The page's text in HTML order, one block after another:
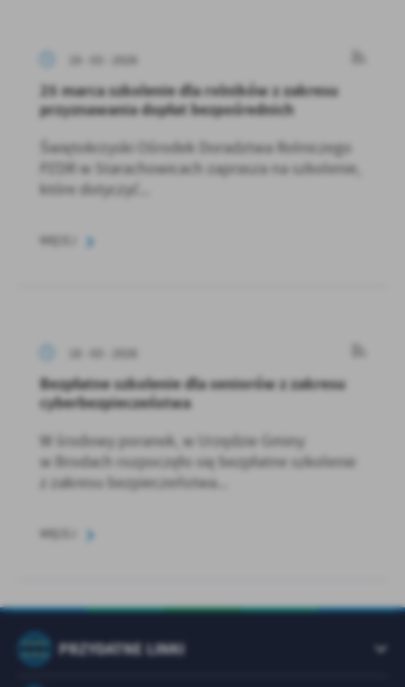
18 - 03 - 2026
25 marca szkolenie dla rolników z zakresu
przyznawania dopłat bezpośrednich
Świętokrzyski Ośrodek Doradztwa Rolniczego
PZDR w Starachowicach zaprasza na szkolenie,
które dotyczyć...
18 - 03 - 2026
Bezpłatne szkolenie dla seniorów z zakresu
cyberbezpieczeństwa
W środowy poranek, w Urzędzie Gminy
w Brodach rozpoczęło się bezpłatne szkolenie
z zakresu bezpieczeństwa...
PRZYDATNE LINKI